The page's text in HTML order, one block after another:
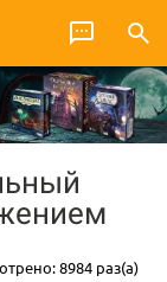
8984 раз(а)